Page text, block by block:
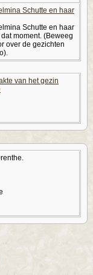
Schutte en haar
Schutte en haar
moment. (Beweeg
over de gezichten
van het gezin